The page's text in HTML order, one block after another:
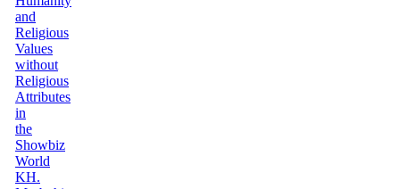
and
Religious
Values
without
Religious
Attributes
in
the
Showbiz
World
KH.